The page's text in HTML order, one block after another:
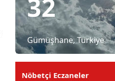
32
Gümüşhane, Türkiye
Nöbetçi Eczaneler